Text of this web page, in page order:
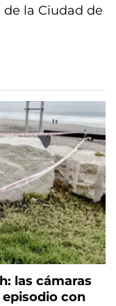
la Ciudad de
las cámaras
con